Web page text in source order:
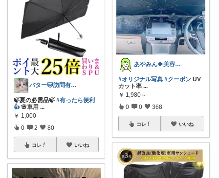
バター🐱訪問有難うございます💕
🍃夏の必需品🍃 #有ったら便利
👍 🌸車用 ...
￥ 1,000
0 2 80
コレ いいね
あやみん🍀美容×健康×子ども
#オリジナル写真 #クーポン UV
カット率 ...
￥ 1,980～
0 0 368
コレ いいね